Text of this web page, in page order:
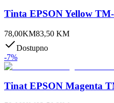
Tinta EPSON Yellow
78,00KM83,50 KM
Dostupno
-7%
Tinat EPSON Magenta